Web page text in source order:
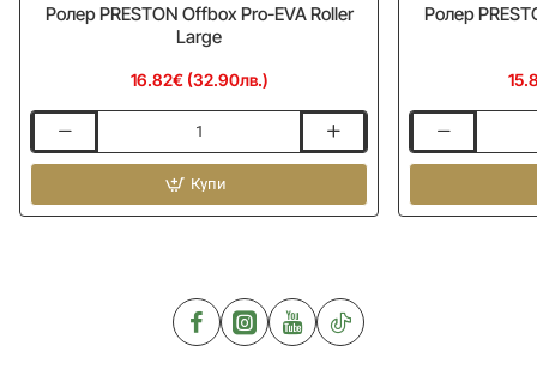
Ролер PRESTON Offbox Pro-EVA Roller
Large
16.82€ (32.90лв.)
PRESTON
Pro-
Купи
Ролер
PRESTON
Pro-